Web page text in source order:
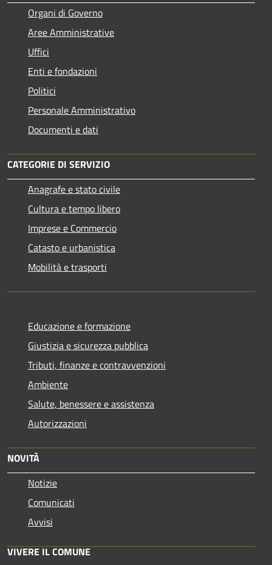
Organi di Governo
Aree Amministrative
Uffici
Enti e fondazioni
Politici
Personale Amministrativo
Documenti e dati
CATEGORIE DI SERVIZIO
Anagrafe e stato civile
Cultura e tempo libero
Imprese e Commercio
Catasto e urbanistica
Mobilità e trasporti
Educazione e formazione
Giustizia e sicurezza pubblica
Tributi, finanze e contravvenzioni
Ambiente
Salute, benessere e assistenza
Autorizzazioni
NOVITÀ
Notizie
Comunicati
Avvisi
VIVERE IL COMUNE